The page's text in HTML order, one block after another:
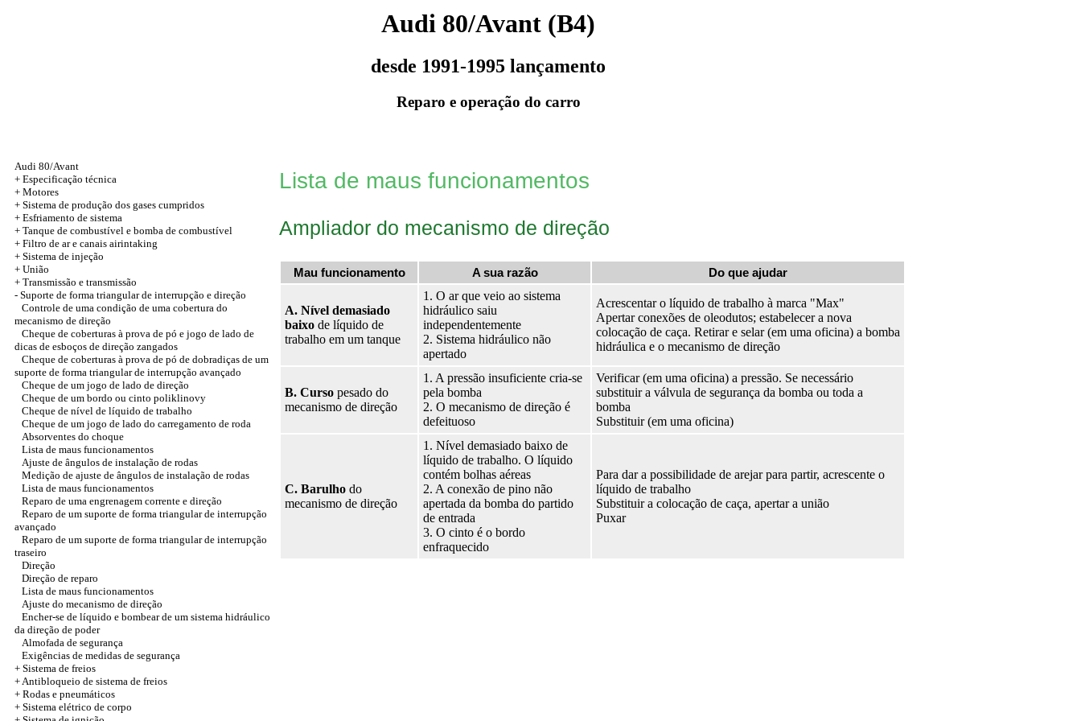
Audi 80/Avant (B4)
desde 1991-1995 lançamento
Reparo e operação do carro
Audi 80/Avant
+ Especificação técnica
+ Motores
+ Sistema de produção dos gases cumpridos
+ Esfriamento de sistema
+ Tanque de combustível e bomba de combustível
+ Filtro de ar e canais airintaking
+ Sistema de injeção
+ União
+ Transmissão e transmissão
- Suporte de forma triangular de interrupção e direção
Controle de uma condição de uma cobertura do
mecanismo de direção
Cheque de coberturas à prova de pó e jogo de lado de
dicas de esboços de direção zangados
Cheque de coberturas à prova de pó de dobradiças de um
suporte de forma triangular de interrupção avançado
Cheque de um jogo de lado de direção
Cheque de um bordo ou cinto poliklinovy
Cheque de nível de líquido de trabalho
Cheque de um jogo de lado do carregamento de roda
Absorventes do choque
Lista de maus funcionamentos
Ajuste de ângulos de instalação de rodas
Medição de ajuste de ângulos de instalação de rodas
Lista de maus funcionamentos
Reparo de uma engrenagem corrente e direção
Reparo de um suporte de forma triangular de interrupção
avançado
Reparo de um suporte de forma triangular de interrupção
traseiro
Direção
Direção de reparo
Lista de maus funcionamentos
Ajuste do mecanismo de direção
Encher-se de líquido e bombear de um sistema hidráulico
da direção de poder
Almofada de segurança
Exigências de medidas de segurança
+ Sistema de freios
+ Antibloqueio de sistema de freios
+ Rodas e pneumáticos
+ Sistema elétrico de corpo
Lista de maus funcionamentos
Ampliador do mecanismo de direção
Mau funcionamento A sua razão Do que ajudar
A. Nível demasiado
baixo de líquido de
trabalho em um tanque
1. O ar que veio ao sistema
hidráulico saiu
independentemente
2. Sistema hidráulico não
apertado
Acrescentar o líquido de trabalho à marca "Max"
Apertar conexões de oleodutos; estabelecer a nova
colocação de caça. Retirar e selar (em uma oficina) a bomba
hidráulica e o mecanismo de direção
B. Curso pesado do
mecanismo de direção
1. A pressão insuficiente cria-se
pela bomba
2. O mecanismo de direção é
defeituoso
Verificar (em uma oficina) a pressão. Se necessário
substituir a válvula de segurança da bomba ou toda a
bomba
Substituir (em uma oficina)
C. Barulho do
mecanismo de direção
1. Nível demasiado baixo de
líquido de trabalho. O líquido
contém bolhas aéreas
2. A conexão de pino não
apertada da bomba do partido
de entrada
3. O cinto é o bordo
enfraquecido
Para dar a possibilidade de arejar para partir, acrescente o
líquido de trabalho
Substituir a colocação de caça, apertar a união
Puxar